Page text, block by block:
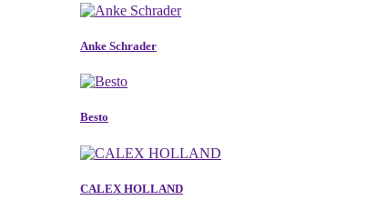
Anke Schrader
Besto
CALEX HOLLAND